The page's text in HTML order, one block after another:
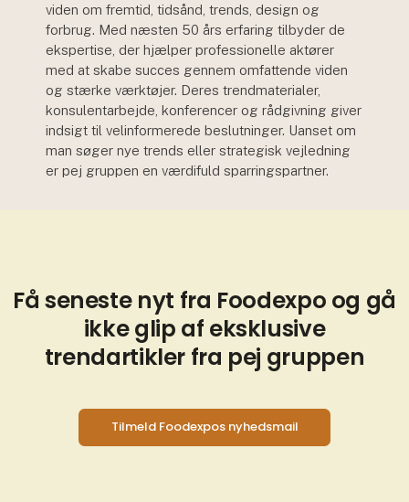
viden om fremtid, tidsånd, trends, design og
forbrug. Med næsten 50 års erfaring tilbyder de
ekspertise, der hjælper professionelle aktører
med at skabe succes gennem omfattende viden
og stærke værktøjer. Deres trendmaterialer,
konsulentarbejde, konferencer og rådgivning giver
indsigt til velinformerede beslutninger. Uanset om
man søger nye trends eller strategisk vejledning
er pej gruppen en værdifuld sparringspartner.
Få seneste nyt fra Foodexpo og gå
ikke glip af eksklusive
trendartikler fra pej gruppen
Tilmeld Foodexpos nyhedsmail